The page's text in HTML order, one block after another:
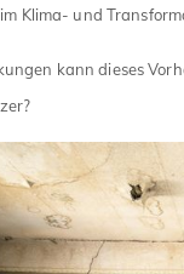
Klima- und
kann dieses